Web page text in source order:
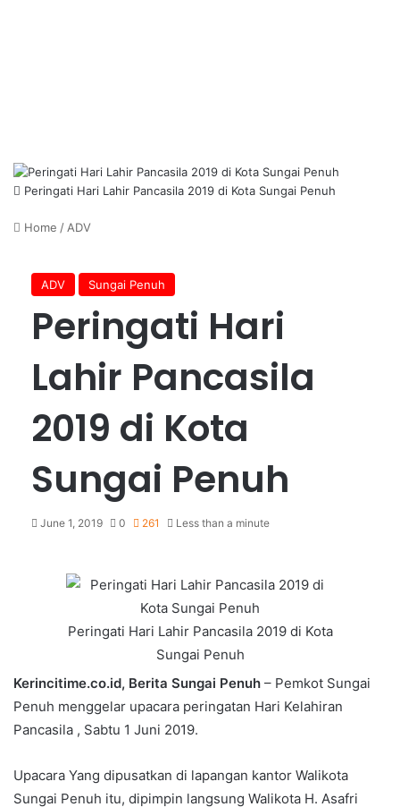
Peringati Hari Lahir Pancasila 2019 di Kota Sungai Penuh
Home / ADV
ADV Sungai Penuh
Peringati Hari
Lahir Pancasila
2019 di Kota
Sungai Penuh
June 1, 2019 0 261 Less than a minute
Peringati Hari Lahir Pancasila 2019 di Kota
Sungai Penuh
Kerincitime.co.id, Berita Sungai Penuh – Pemkot Sungai
Penuh menggelar upacara peringatan Hari Kelahiran
Pancasila , Sabtu 1 Juni 2019.
Upacara Yang dipusatkan di lapangan kantor Walikota
Sungai Penuh itu, dipimpin langsung Walikota H. Asafri